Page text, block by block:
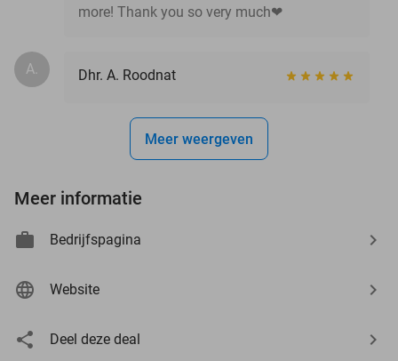
more! Thank you so very much❤
A. Dhr. A. Roodnat
Meer weergeven
Meer informatie
Bedrijfspagina
Website
Deel deze deal